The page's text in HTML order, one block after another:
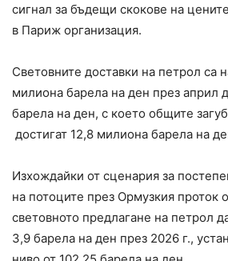
сигнал за бъдещи скокове на
в Париж организация.
Световните доставки на петрол са
милиона барела на ден през април
барела на ден, с което общите
достигат 12,8 милиона барела на
Изхождайки от сценария за
на потоците през Ормузкия проток
световното предлагане на петрол
3,9 барела на ден през 2026 г.,